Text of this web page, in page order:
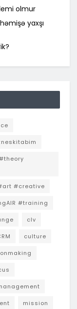
olmur
yaxşı
#creative
#training
clv
culture
mission